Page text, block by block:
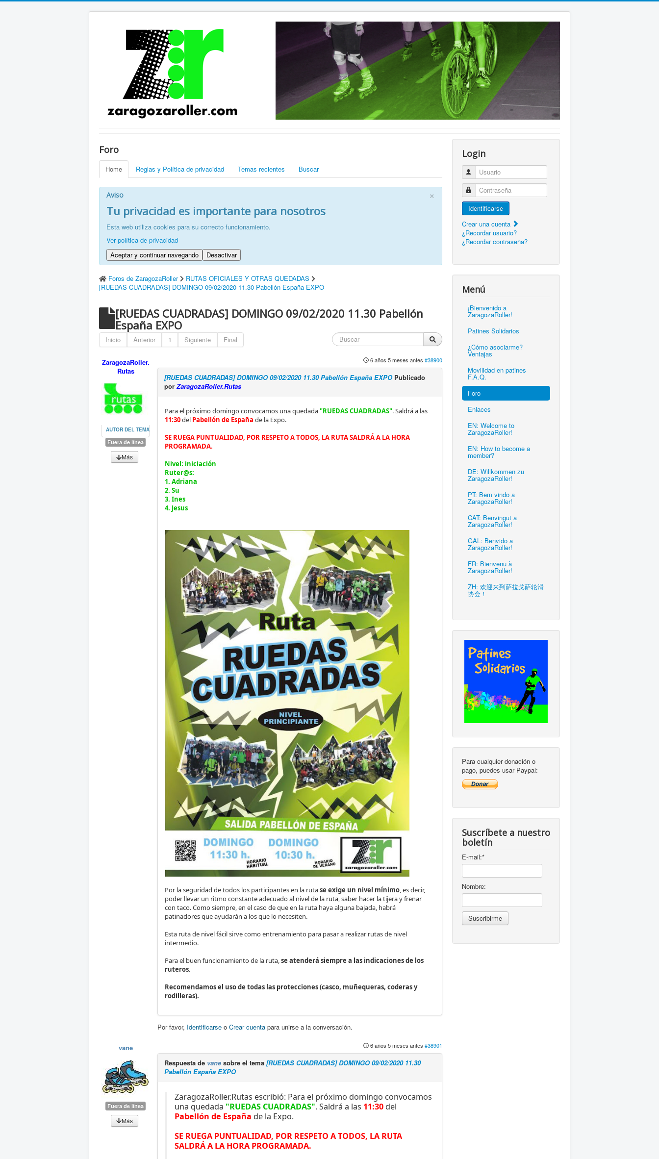
Foro
Home Reglas y Política de privacidad Temas recientes Buscar
×
Aviso
Tu privacidad es importante para nosotros
Esta web utiliza cookies para su correcto funcionamiento.
Ver política de privacidad
Aceptar y continuar navegando
Desactivar
Foros de ZaragozaRoller
RUTAS OFICIALES Y OTRAS QUEDADAS
[RUEDAS CUADRADAS] DOMINGO 09/02/2020 11.30 Pabellón España EXPO
[RUEDAS CUADRADAS] DOMINGO 09/02/2020 11.30 Pabellón
España EXPO
Inicio Anterior 1 Siguiente Final
ZaragozaRoller.
Rutas
AUTOR DEL TEMA
Fuera de línea
Más
6 años 5 meses antes #38900
[RUEDAS CUADRADAS] DOMINGO 09/02/2020 11.30 Pabellón España EXPOPublicado
porZaragozaRoller.Rutas
Para el próximo domingo convocamos una quedada"RUEDAS CUADRADAS". Saldrá a las
11:30del Pabellón de España de la Expo.
SE RUEGA PUNTUALIDAD, POR RESPETO A TODOS, LA RUTA SALDRÁ A LA HORA
PROGRAMADA.
Nivel: iniciación
Ruter@s:
1. Adriana
2. Su
3. Ines
4. Jesus
Por la seguridad de todos los participantes en la rutase exige un nivel mínimo, es decir,
poder llevar un ritmo constante adecuado al nivel de la ruta, saber hacer la tijera y frenar
con taco. Como siempre, en el caso de que en la ruta haya alguna bajada, habrá
patinadores que ayudarán a los que lo necesiten.
Esta ruta de nivel fácil sirve como entrenamiento para pasar a realizar rutas de nivel
intermedio.
Para el buen funcionamiento de la ruta,se atenderá siempre a las indicaciones de los
ruteros.
Recomendamos el uso de todas las protecciones (casco, muñequeras, coderas y
rodilleras).
Por favor, Identificarse oCrear cuenta para unirse a la conversación.
vane
Fuera de línea
Más
6 años 5 meses antes #38901
Respuesta de vane sobre el tema[RUEDAS CUADRADAS] DOMINGO 09/02/2020 11.30
Pabellón España EXPO
ZaragozaRoller.Rutas escribió: Para el próximo domingo convocamos
una quedada "RUEDAS CUADRADAS". Saldrá a las 11:30 del
Pabellón de España de la Expo.
SE RUEGA PUNTUALIDAD, POR RESPETO A TODOS, LA RUTA
SALDRÁ A LA HORA PROGRAMADA.
Login
Usuario
Contraseña
Identificarse
Crear una cuenta
¿Recordar usuario?
¿Recordar contraseña?
Menú
¡Bienvenido a
ZaragozaRoller!
Patines Solidarios
¿Cómo asociarme?
Ventajas
Movilidad en patines
F.A.Q.
Foro
Enlaces
EN: Welcome to
ZaragozaRoller!
EN: How to become a
member?
DE: Willkommen zu
ZaragozaRoller!
PT: Bem vindo a
ZaragozaRoller!
CAT: Benvingut a
ZaragozaRoller!
GAL: Benvido a
ZaragozaRoller!
FR: Bienvenu à
ZaragozaRoller!
ZH: 欢迎来到萨拉戈萨轮滑
协会！
Para cualquier donación o
pago, puedes usar Paypal:
Suscríbete a nuestro
boletín
E-mail:*
Nombre: